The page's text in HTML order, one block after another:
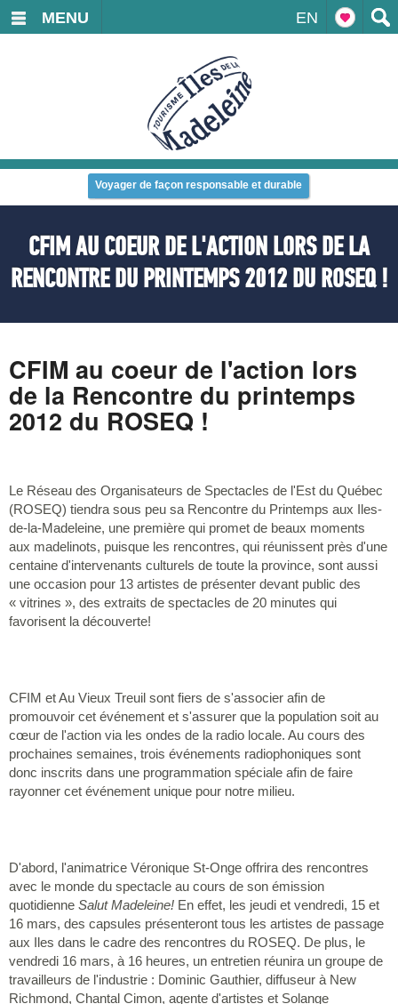
EN
MENU
Voyager de façon responsable et durable
CFIM AU COEUR DE L'ACTION LORS DE LA
RENCONTRE DU PRINTEMPS 2012 DU ROSEQ !
CFIM au coeur de l'action lors
de la Rencontre du printemps
2012 du ROSEQ !
Le Réseau des Organisateurs de Spectacles de l'Est du Québec
(ROSEQ) tiendra sous peu sa Rencontre du Printemps aux Iles-
de-la-Madeleine, une première qui promet de beaux moments
aux madelinots, puisque les rencontres, qui réunissent près d'une
centaine d'intervenants culturels de toute la province, sont aussi
une occasion pour 13 artistes de présenter devant public des
« vitrines », des extraits de spectacles de 20 minutes qui
favorisent la découverte!
CFIM et Au Vieux Treuil sont fiers de s'associer afin de
promouvoir cet événement et s'assurer que la population soit au
cœur de l'action via les ondes de la radio locale. Au cours des
prochaines semaines, trois événements radiophoniques sont
donc inscrits dans une programmation spéciale afin de faire
rayonner cet événement unique pour notre milieu.
D'abord, l'animatrice Véronique St-Onge offrira des rencontres
avec le monde du spectacle au cours de son émission
quotidienne Salut Madeleine! En effet, les jeudi et vendredi, 15 et
16 mars, des capsules présenteront tous les artistes de passage
aux Iles dans le cadre des rencontres du ROSEQ. De plus, le
vendredi 16 mars, à 16 heures, un entretien réunira un groupe de
travailleurs de l'industrie : Dominic Gauthier, diffuseur à New
Richmond, Chantal Cimon, agente d'artistes et Solange